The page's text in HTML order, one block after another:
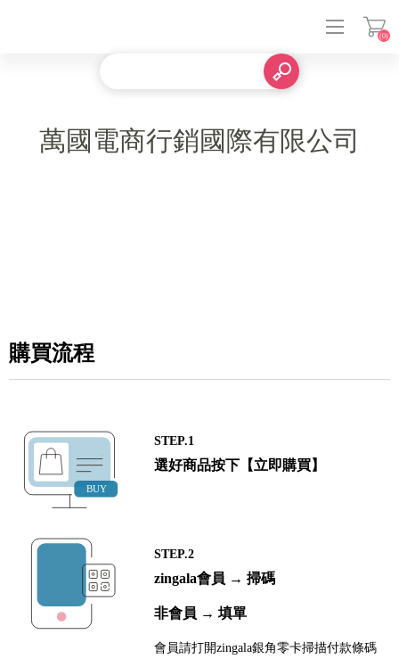
(0)
萬國電商行銷國際有限公司
購買流程
STEP.1
選好商品按下【立即購買】
STEP.2
zingala會員 → 掃碼
非會員 → 填單
會員請打開zingala銀角零卡掃描付款條碼